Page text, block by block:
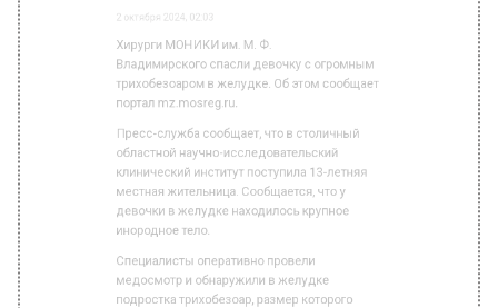
областной научно-исследовательский
клинический институт поступила 13-летняя
местная жительница. Сообщается, что у
девочки в желудке находилось крупное
инородное тело.
Специалисты оперативно провели
медосмотр и обнаружили в желудке
подростка трихобезоар, размер которого
составил 5х8 сантиметров. Трихобезоар —
это инородное тело, которое состоит из